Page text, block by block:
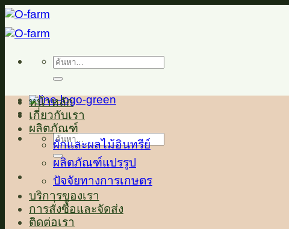
ข้าม
ไป
เนื้อหา
ค้นหา:
ค้นหา:
หน้าหลัก
เกี่ยวกับเรา
ผลิตภัณฑ์
ผักและผลไม้อินทรีย์
ผลิตภัณฑ์แปรรูป
ปัจจัยทางการเกษตร
บริการของเรา
การสั่งซื้อและจัดส่ง
ติดต่อเรา